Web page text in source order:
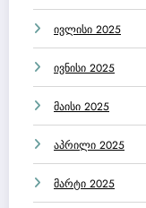
ივლისი 2025
ივნისი 2025
მაისი 2025
აპრილი 2025
მარტი 2025